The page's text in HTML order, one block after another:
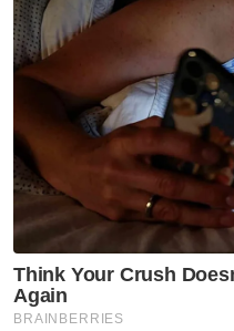
Berita Telus & Tulus
hari!
“Keadaan ini
diteruskan semula
stabil,” katanya.